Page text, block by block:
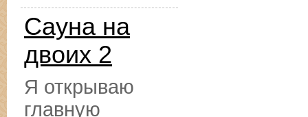
Сауна на
двоих 2
Я открываю
главную